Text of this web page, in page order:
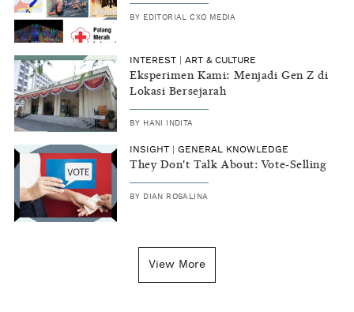
BY EDITORIAL CXO MEDIA
INTEREST ART & CULTURE
Eksperimen Kami: Menjadi Gen Z di
Lokasi Bersejarah
BY HANI INDITA
INSIGHT GENERAL KNOWLEDGE
They Don't Talk About: Vote-Selling
BY DIAN ROSALINA
View More